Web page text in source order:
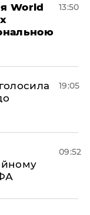
World
13:50
19:05
09:52